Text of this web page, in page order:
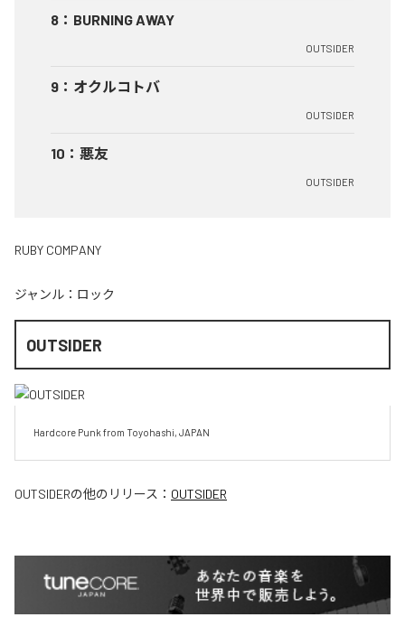
8 ： BURNING AWAY
OUTSIDER
9 ： オクルコトバ
OUTSIDER
10 ： 悪友
OUTSIDER
RUBY COMPANY
ジャンル： ロック
OUTSIDER
Hardcore Punk from Toyohashi, JAPAN
OUTSIDERの他のリリース： OUTSIDER